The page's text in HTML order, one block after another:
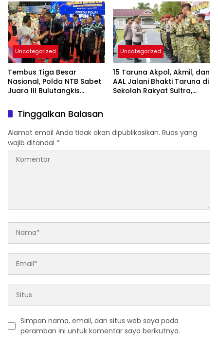
Kepastian Hukum
Uncategorized
Tembus Tiga Besar
Nasional, Polda NTB Sabet
Juara III Bulutangkis
Uncategorized
15 Taruna Akpol, Akmil, dan
AAL Jalani Bhakti Taruna di
Sekolah Rakyat Sultra,
Tinggalkan Balasan
Alamat email Anda tidak akan dipublikasikan. Ruas yang
wajib ditandai *
Simpan nama, email, dan situs web saya pada
peramban ini untuk komentar saya berikutnya.